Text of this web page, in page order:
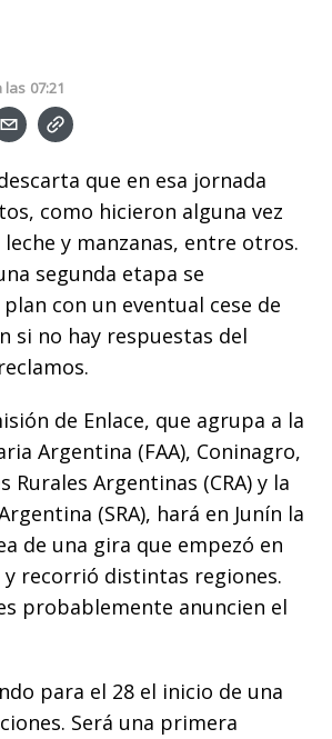
las 07:21
que en esa jornada
como hicieron alguna vez
y manzanas, entre otros.
segunda etapa se
con un eventual cese de
si no hay respuestas del
de Enlace, que agrupa a la
Argentina (FAA), Coninagro,
Rurales Argentinas (CRA) y la
(SRA), hará en Junín la
de una gira que empezó en
recorrió distintas regiones.
probablemente anuncien el
para el 28 el inicio de una
Será una primera